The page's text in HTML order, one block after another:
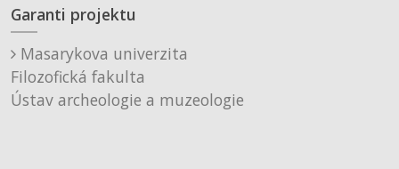
Garanti projektu
Masarykova univerzita
Filozofická fakulta
Ústav archeologie a muzeologie